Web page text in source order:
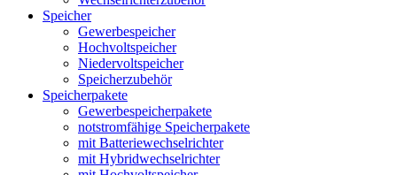
Speicher
Gewerbespeicher
Hochvoltspeicher
Niedervoltspeicher
Speicherzubehör
Speicherpakete
Gewerbespeicherpakete
notstromfähige Speicherpakete
mit Batteriewechselrichter
mit Hybridwechselrichter